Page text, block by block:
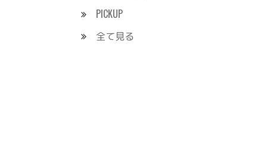
PICKUP
全て見る